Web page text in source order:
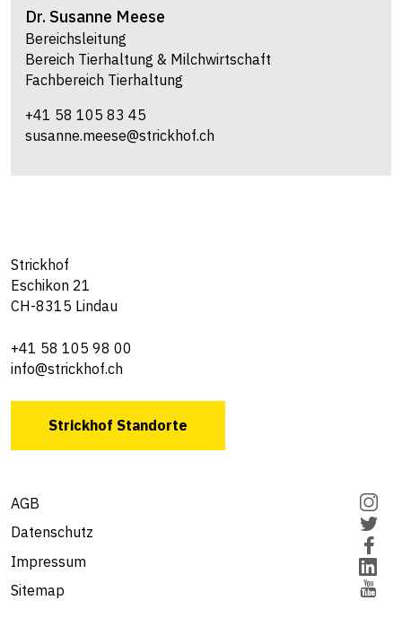
Dr. Susanne Meese
Bereichsleitung
Bereich Tierhaltung & Milchwirtschaft
Fachbereich Tierhaltung
+41 58 105 83 45
susanne.meese@strickhof.ch
Strickhof
Eschikon 21
CH-8315 Lindau
+41 58 105 98 00
info@strickhof.ch
Strickhof Standorte
AGB
Datenschutz
Impressum
Sitemap